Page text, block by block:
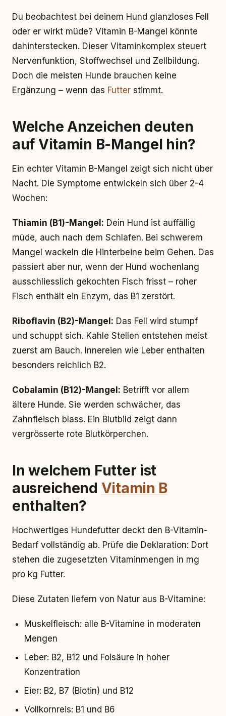
Du beobachtest bei deinem Hund glanzloses Fell
oder er wirkt müde? Vitamin B-Mangel könnte
dahinterstecken. Dieser Vitaminkomplex steuert
Nervenfunktion, Stoffwechsel und Zellbildung.
Doch die meisten Hunde brauchen keine
Ergänzung – wenn das Futter stimmt.
Welche Anzeichen deuten
auf Vitamin B-Mangel hin?
Ein echter Vitamin B-Mangel zeigt sich nicht über
Nacht. Die Symptome entwickeln sich über 2-4
Wochen:
Thiamin (B1)-Mangel: Dein Hund ist auffällig
müde, auch nach dem Schlafen. Bei schwerem
Mangel wackeln die Hinterbeine beim Gehen. Das
passiert aber nur, wenn der Hund wochenlang
ausschliesslich gekochten Fisch frisst – roher
Fisch enthält ein Enzym, das B1 zerstört.
Riboflavin (B2)-Mangel: Das Fell wird stumpf
und schuppt sich. Kahle Stellen entstehen meist
zuerst am Bauch. Innereien wie Leber enthalten
besonders reichlich B2.
Cobalamin (B12)-Mangel: Betrifft vor allem
ältere Hunde. Sie werden schwächer, das
Zahnfleisch blass. Ein Blutbild zeigt dann
vergrösserte rote Blutkörperchen.
In welchem Futter ist
ausreichend Vitamin B
enthalten?
Hochwertiges Hundefutter deckt den B-Vitamin-
Bedarf vollständig ab. Prüfe die Deklaration: Dort
stehen die zugesetzten Vitaminmengen in mg
pro kg Futter.
Diese Zutaten liefern von Natur aus B-Vitamine:
Muskelfleisch: alle B-Vitamine in moderaten
Mengen
Leber: B2, B12 und Folsäure in hoher
Konzentration
Eier: B2, B7 (Biotin) und B12
Vollkornreis: B1 und B6